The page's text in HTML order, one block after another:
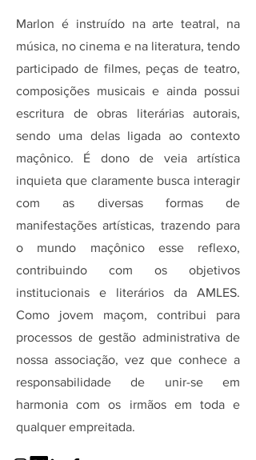
Marlon é instruído na arte teatral, na
música, no cinema e na literatura, tendo
participado de filmes, peças de teatro,
composições musicais e ainda possui
escritura de obras literárias autorais,
sendo uma delas ligada ao contexto
maçônico. É dono de veia artística
inquieta que claramente busca interagir
com as diversas formas de
manifestações artísticas, trazendo para
o mundo maçônico esse reflexo,
contribuindo com os objetivos
institucionais e literários da AMLES.
Como jovem maçom, contribui para
processos de gestão administrativa de
nossa associação, vez que conhece a
responsabilidade de unir-se em
harmonia com os irmãos em toda e
qualquer empreitada.